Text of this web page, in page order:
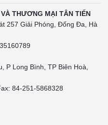
THƯƠNG MẠI TÂN TIẾN
257 Giải Phóng, Đống Đa, Hà
Long Bình, TP Biên Hoà,
84-251-5868328